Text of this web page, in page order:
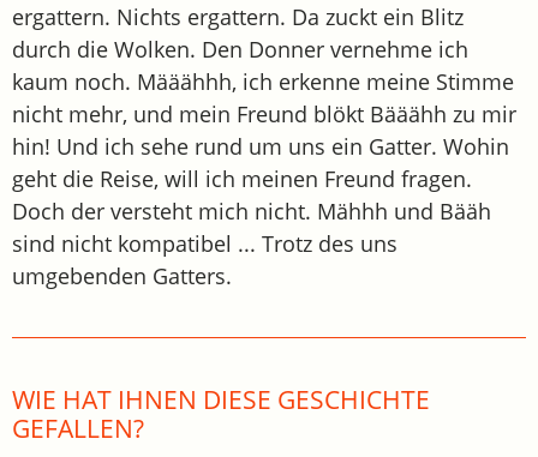
ergattern. Nichts ergattern. Da zuckt ein Blitz
durch die Wolken. Den Donner vernehme ich
kaum noch. Määähhh, ich erkenne meine Stimme
nicht mehr, und mein Freund blökt Bääähh zu mir
hin! Und ich sehe rund um uns ein Gatter. Wohin
geht die Reise, will ich meinen Freund fragen.
Doch der versteht mich nicht. Mähhh und Bääh
sind nicht kompatibel ... Trotz des uns
umgebenden Gatters.
WIE HAT IHNEN DIESE GESCHICHTE
GEFALLEN?